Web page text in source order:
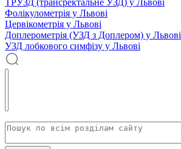
ТРУЗД (трансректальне УЗД) у Львові
Фолікулометрія у Львові
Цервікометрія у Львові
Доплерометрія (УЗД з Доплером) у Львові
УЗД лобкового симфізу у Львові